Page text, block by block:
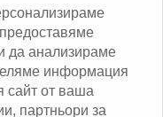
да анализираме
информация
сайт от ваша
партньори за